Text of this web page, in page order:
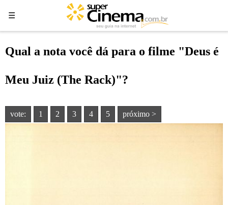
☰
Qual a nota você dá para o filme "Deus é
Meu Juiz (The Rack)"?
vote: 1 2 3 4 5 próximo >
☰